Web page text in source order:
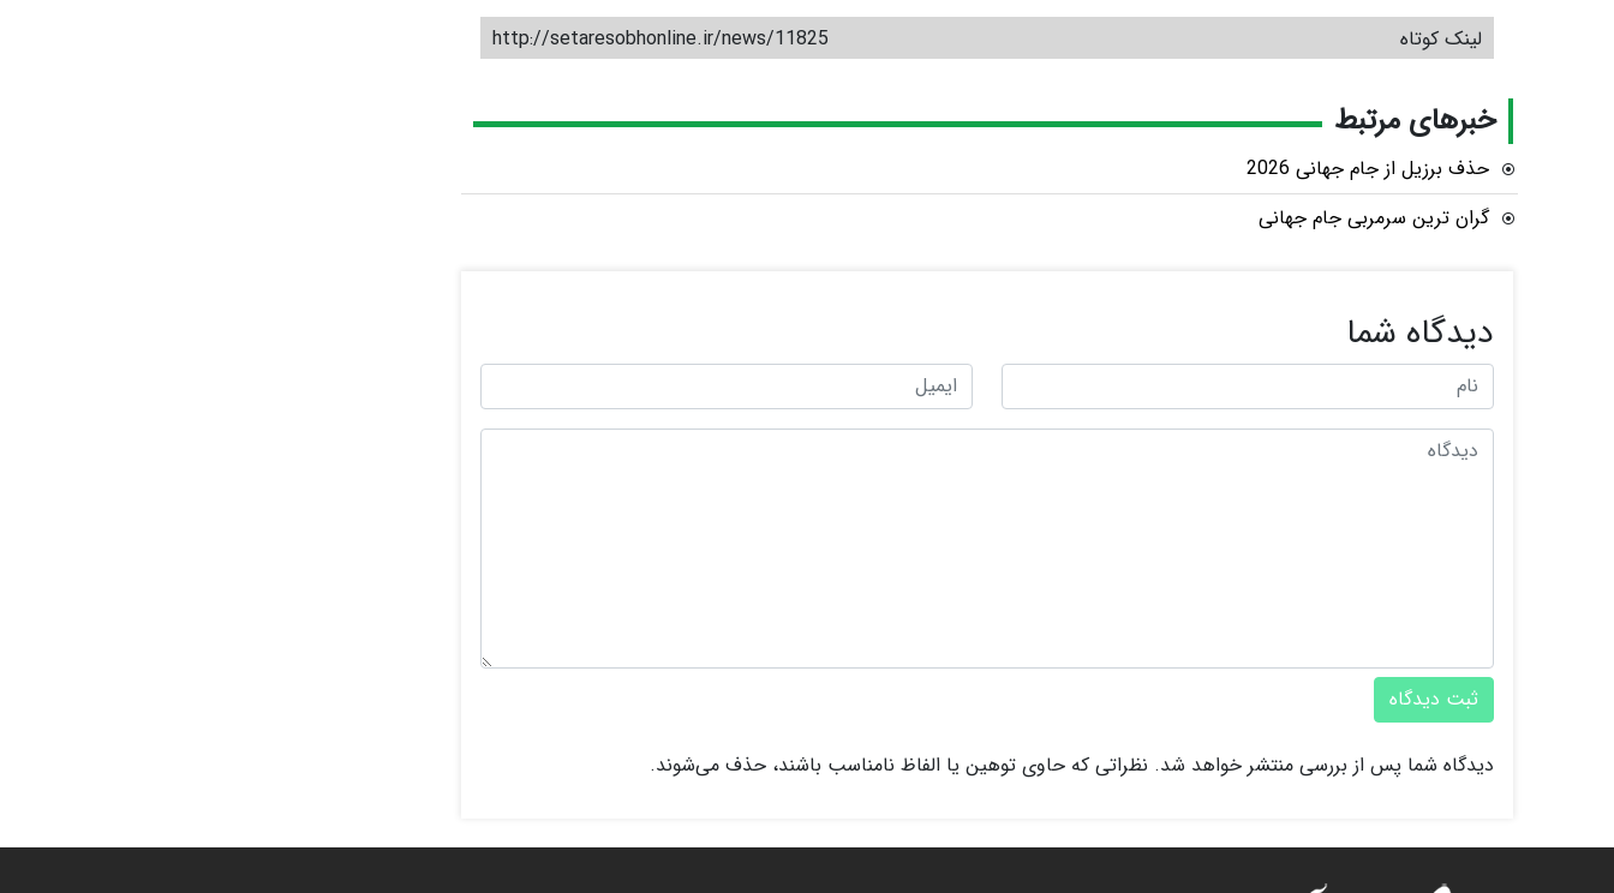
لینک کوتاه http://setaresobhonline.ir/news/11825
خبرهای مرتبط
حذف برزیل از جام جهانی 2026
گران ترین سرمربی جام جهانی
دیدگاه شما
ثبت دیدگاه
دیدگاه شما پس از بررسی منتشر خواهد شد. نظراتی که حاوی توهین یا الفاظ نامناسب باشند، حذف می‌شوند.